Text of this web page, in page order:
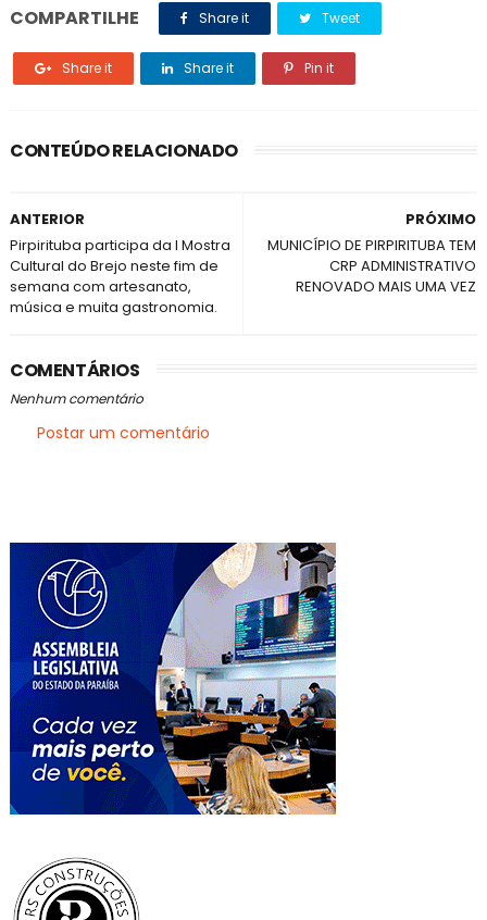
COMPARTILHE Share it Tweet
Share it Share it Pin it
CONTEÚDO RELACIONADO
PRÓXIMO
MUNICÍPIO DE PIRPIRITUBA TEM
CRP ADMINISTRATIVO
RENOVADO MAIS UMA VEZ
ANTERIOR
Pirpirituba participa da I Mostra
Cultural do Brejo neste fim de
semana com artesanato,
música e muita gastronomia.
COMENTÁRIOS
Nenhum comentário
Postar um comentário